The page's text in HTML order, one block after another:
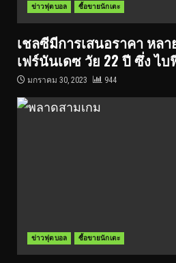
ข่าวฟุตบอล ซื้อขายนักเตะ
เชลซีมีการเสนอราคา หล
เฟร์นันเดซ วัย 22 ปี ซึ่ง ไบ
มกราคม 30, 2023 944
ข่าวฟุตบอล ซื้อขายนักเตะ